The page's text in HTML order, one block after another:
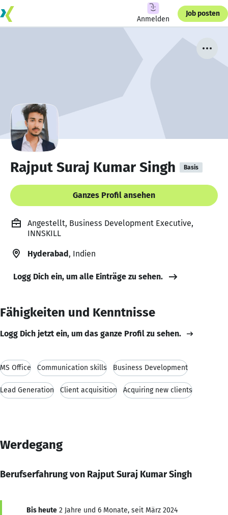
Anmelden
Job posten
Rajput Suraj Kumar Singh Basis
Ganzes Profil ansehen
Angestellt, Business Development Executive,
INNSKILL
Hyderabad, Indien
Logg Dich ein, um alle Einträge zu sehen.
Fähigkeiten und Kenntnisse
Logg Dich jetzt ein, um das ganze Profil zu sehen.
MS Office Communication skills Business Development
Lead Generation Client acquisition Acquiring new clients
Werdegang
Berufserfahrung von Rajput Suraj Kumar Singh
Bis heute 2 Jahre und 6 Monate, seit März 2024